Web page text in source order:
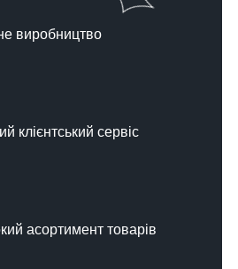
виробництво
клієнтський сервіс
асортимент товарів